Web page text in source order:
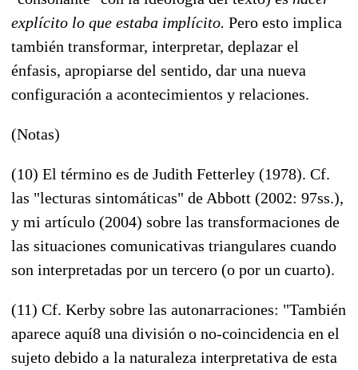
explícito lo que estaba implícito. Pero esto implica
también transformar, interpretar, deplazar el
énfasis, apropiarse del sentido, dar una nueva
configuración a acontecimientos y relaciones.
(Notas)
(10) El término es de Judith Fetterley (1978). Cf.
las "lecturas sintomáticas" de Abbott (2002: 97ss.),
y mi artículo (2004) sobre las transformaciones de
las situaciones comunicativas triangulares cuando
son interpretadas por un tercero (o por un cuarto).
(11) Cf. Kerby sobre las autonarraciones: "También
aparece aquí8 una división o no-coincidencia en el
sujeto debido a la naturaleza interpretativa de esta